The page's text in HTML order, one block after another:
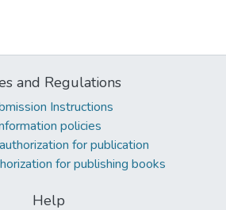
and Regulations
Instructions
policies
for publication
for publishing books
Help